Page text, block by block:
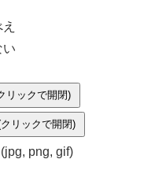
い
リックで開閉)
リックで開閉)
png, gif)